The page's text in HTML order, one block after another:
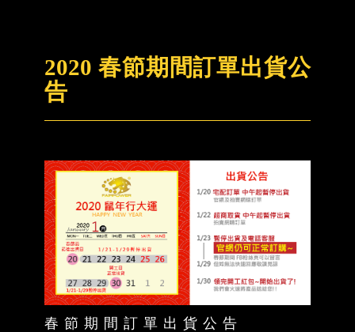
2020 春節期間訂單出貨公
告
春 節 期 間 訂 單 出 貨 公 告